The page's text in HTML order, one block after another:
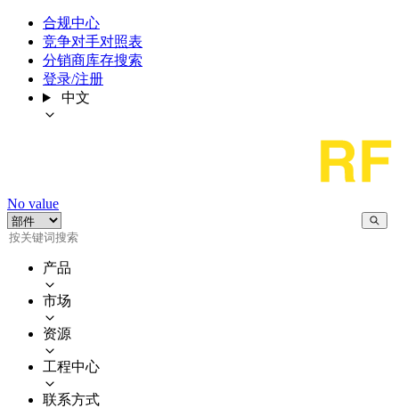
合规中心
竞争对手对照表
分销商库存搜索
登录/注册
中文
No value
产品
市场
资源
工程中心
联系方式